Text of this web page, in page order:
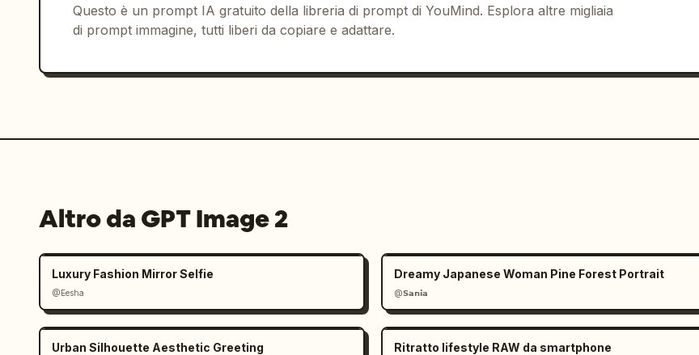
Questo è un prompt IA gratuito della libreria di prompt di YouMind. Esplora altre migliaia
di prompt immagine, tutti liberi da copiare e adattare.
Altro da GPT Image 2
Luxury Fashion Mirror Selfie
@Eesha
Dreamy Japanese Woman Pine Forest Portrait
@𝗦𝗮𝗻𝗶𝗮
Urban Silhouette Aesthetic Greeting Ritratto lifestyle RAW da smartphone